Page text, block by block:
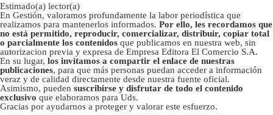
Estimado(a) lector(a)
En Gestión, valoramos profundamente la labor periodística que
realizamos para mantenerlos informados. Por ello, les recordamos que
no está permitido, reproducir, comercializar, distribuir, copiar total
o parcialmente los contenidos que publicamos en nuestra web, sin
autorizacion previa y expresa de Empresa Editora El Comercio S.A.
En su lugar, los invitamos a compartir el enlace de nuestras
publicaciones, para que más personas puedan acceder a información
veraz y de calidad directamente desde nuestra fuente oficial.
Asimismo, pueden suscribirse y disfrutar de todo el contenido
exclusivo que elaboramos para Uds.
Gracias por ayudarnos a proteger y valorar este esfuerzo.